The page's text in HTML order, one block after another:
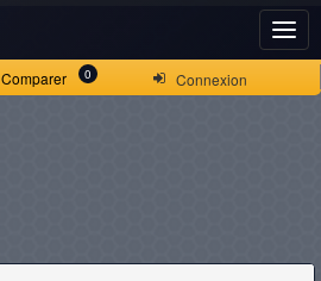
Connexion
Comparer 0